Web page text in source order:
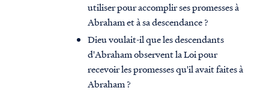
utiliser pour accomplir ses promesses à
Abraham et à sa descendance ?
Dieu voulait-il que les descendants
d'Abraham observent la Loi pour
recevoir les promesses qu'il avait faites à
Abraham ?